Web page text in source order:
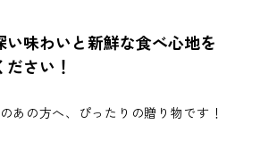
い味わいと新鮮な食べ心地を
さい！
あの方へ、ぴったりの贈り物です！